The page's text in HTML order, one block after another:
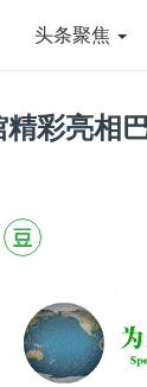
头条聚焦
彩亮相